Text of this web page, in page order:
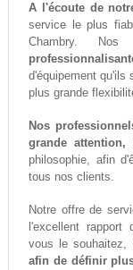
A l'écoute de
service le plus
Chambry.
d'équipement qu'ils
plus grande
Nos
grande attention,
philosophie, afin
tous nos clients.
Notre offre de
l'excellent
vous le
afin de définir